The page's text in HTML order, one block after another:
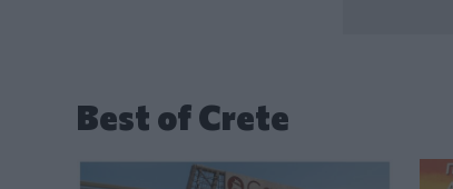
Best of Crete